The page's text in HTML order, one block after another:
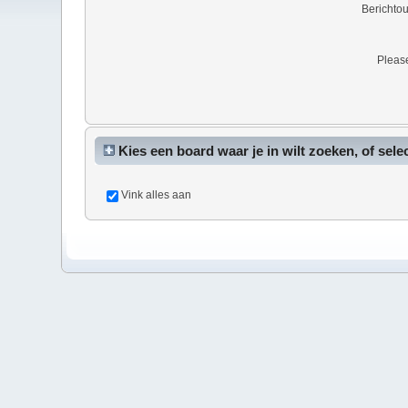
Kies een board waar je in wilt zoeken, of
Vink alles aan